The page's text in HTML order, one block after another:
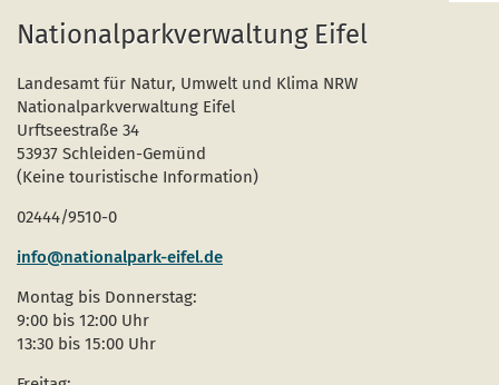
Nationalparkverwaltung Eifel
Landesamt für Natur, Umwelt und Klima NRW
Nationalparkverwaltung Eifel
Urftseestraße 34
53937 Schleiden-Gemünd
(Keine touristische Information)
02444/9510-0
info@nationalpark-eifel.de
Montag bis Donnerstag:
9:00 bis 12:00 Uhr
13:30 bis 15:00 Uhr